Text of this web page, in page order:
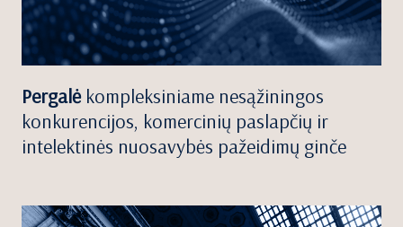
Pergalė kompleksiniame nesąžiningos
konkurencijos, komercinių paslapčių ir
intelektinės nuosavybės pažeidimų ginče